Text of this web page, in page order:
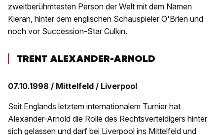
zweitberühmtesten Person der Welt mit dem Namen
Kieran, hinter dem englischen Schauspieler O'Brien und
noch vor Succession-Star Culkin.
TRENT ALEXANDER-ARNOLD
07.10.1998 / Mittelfeld / Liverpool
Seit Englands letztem internationalem Turnier hat
Alexander-Arnold die Rolle des Rechtsverteidigers hinter
sich gelassen und darf bei Liverpool ins Mittelfeld und